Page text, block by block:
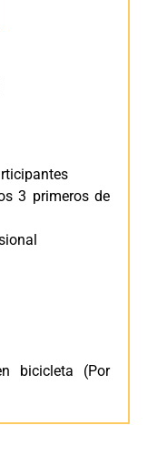
3 primeros de
bicicleta (Por